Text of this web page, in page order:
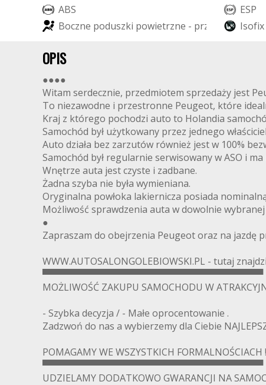
ABS ESP
Boczne poduszki powietrzne - prz Isofix
OPIS
●●●●
Witam serdecznie, przedmiotem sprzedaży jest
To niezawodne i przestronne Peugeot, które
Kraj z którego pochodzi auto to Holandia
Samochód był użytkowany przez jednego
Auto działa bez zarzutów również jest w 100%
Samochód był regularnie serwisowany w ASO i
Wnętrze auta jest czyste i zadbane.
Żadna szyba nie była wymieniana.
Oryginalna powłoka lakiernicza posiada
Możliwość sprawdzenia auta w dowolnie
●
Zapraszam do obejrzenia Peugeot oraz na jazdę
WWW.AUTOSALONGOLEBIOWSKI.PL - tutaj
▀▀▀▀▀▀▀▀▀▀▀▀▀▀▀▀▀▀▀▀▀▀▀▀▀▀▀▀▀▀▀▀▀▀
MOŻLIWOŚĆ ZAKUPU SAMOCHODU W
- Szybka decyzja / - Małe oprocentowanie .
Zadzwoń do nas a wybierzemy dla Ciebie
POMAGAMY WE WSZYSTKICH FORMALNOŚCIACH
▀▀▀▀▀▀▀▀▀▀▀▀▀▀▀▀▀▀▀▀▀▀▀▀▀▀▀▀▀▀▀▀▀▀
UDZIELAMY DODATKOWO GWARANCJI NA